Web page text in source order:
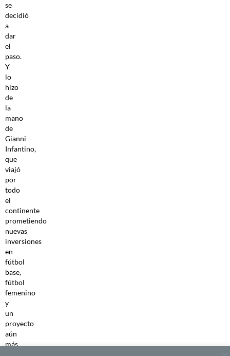
se
decidió
a
dar
el
paso.
Y
lo
hizo
de
la
mano
de
Gianni
Infantino,
que
viajó
por
todo
el
continente
prometiendo
nuevas
inversiones
en
fútbol
base,
fútbol
femenino
y
un
proyecto
aún
más